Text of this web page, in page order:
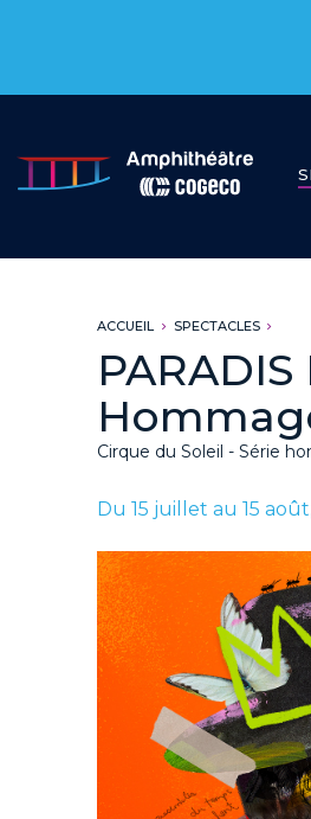
ACCUEIL SPECTACLES
PARADIS
Cirque du Soleil - Série
Du 15 juillet au 15